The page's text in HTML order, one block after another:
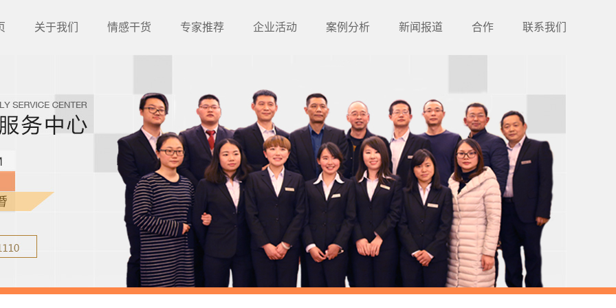
关于我们 情感干货 专家推荐 企业活动 案例分析 新闻报道 合作 联系我们